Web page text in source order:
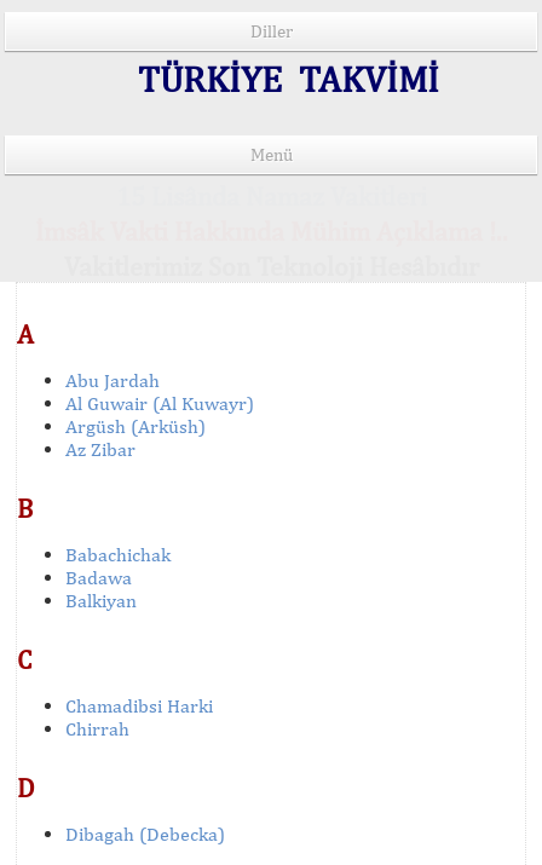
Diller
TÜRKİYE TAKVİMİ
Menü
A
Abu Jardah
Al Guwair (Al Kuwayr)
Argüsh (Arküsh)
Az Zibar
B
Babachichak
Badawa
Balkiyan
C
Chamadibsi Harki
Chirrah
D
Dibagah (Debecka)